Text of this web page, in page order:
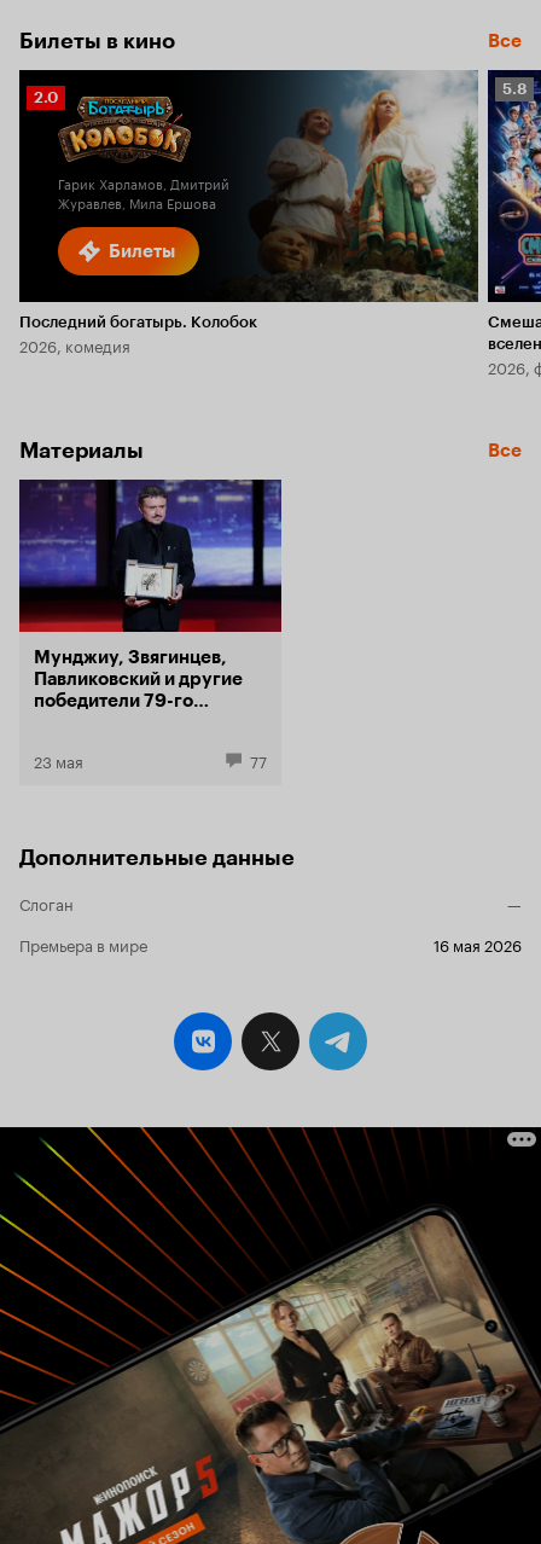
Билеты в кино Все
Билеты
Рейтинг
Кинопоиска
2.0
Гарик Харламов, Дмитрий
Журавлев, Мила Ершова
Последний богатырь. Колобок
2026, комедия
5.8
5.8
2026,
Материалы Все
Мунджиу, Звягинцев,
Павликовский и другие
победители 79-го
23 мая 77
Дополнительные данные
Слоган
—
Премьера в мире
16 мая 2026